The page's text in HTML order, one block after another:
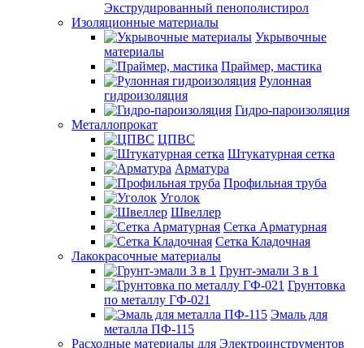
Экструдированный пенополистирол
Изоляционные материалы
Укрывочные
материалы
Праймер, мастика
Рулонная
гидроизоляция
Гидро-пароизоляция
Металлопрокат
ЦПВС
Штукатурная сетка
Арматура
Профильная труба
Уголок
Швеллер
Сетка Арматурная
Сетка Кладочная
Лакокрасочные материалы
Грунт-эмали 3 в 1
Грунтовка
по металлу ГФ-021
Эмаль для
металла ПФ-115
Расходные материалы для Электроинструментов